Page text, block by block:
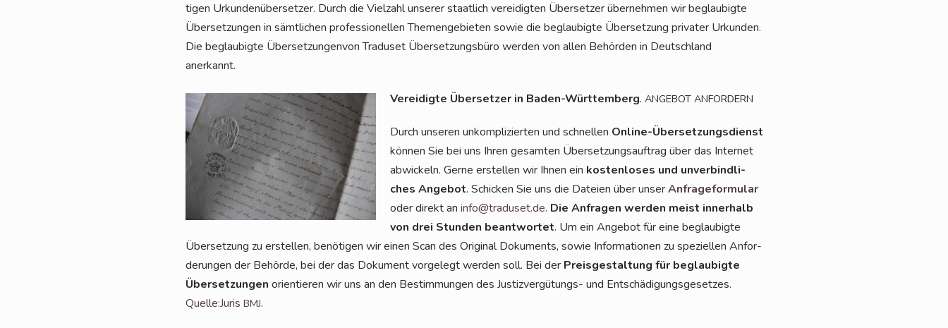
ti­gen Urkun­den­über­set­zer. Durch die Viel­zahl unse­rer staat­lich ver­ei­dig­ten Über­set­zer über­neh­men wir beglau­big­te
Über­set­zun­gen in sämt­li­chen pro­fes­sio­nel­len The­men­ge­bie­ten sowie die beglau­big­te Über­set­zung pri­va­ter Urkun­den.
Die beglau­big­te Über­set­zun­gen­von Tra­du­set Über­set­zungs­bü­ro wer­den von allen Behör­den in Deutsch­land
anerkannt.
Ver­ei­dig­te Über­set­zer in Baden-Würt­tem­berg. ANGEBOT ANFORDERN
Durch unse­ren unkom­pli­zier­ten und schnel­len Online-Über­set­zungs­dienst
kön­nen Sie bei uns Ihren gesam­ten Über­set­zungs­auf­trag über das Inter­net
abwi­ckeln. Ger­ne erstel­len wir Ihnen ein kos­ten­lo­ses und unver­bind­li­
ches Ange­bot. Schi­cken Sie uns die Datei­en über unserAnfra­ge­for­mu­lar
oder direkt an info@traduset.de. Die Anfra­gen wer­den meist inner­halb
von drei Stun­den beant­wor­tet. Um ein Ange­bot für eine beglau­big­te
Über­set­zung zu erstel­len, benö­ti­gen wir einen Scan des Ori­gi­nal Doku­ments, sowie Infor­ma­tio­nen zu spe­zi­el­len Anfor­
de­run­gen der Behör­de, bei der das Doku­ment vor­ge­legt wer­den soll. Bei der Preis­ge­stal­tung für beglau­big­te
Über­set­zun­gen ori­en­tie­ren wir uns an den Bestim­mun­gen des Jus­tiz­ver­gü­tungs- und Ent­schä­di­gungs­ge­set­zes.
Quelle:Juris BMJ.